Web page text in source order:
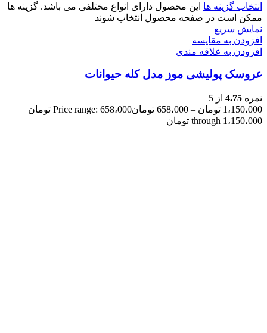
انتخاب گزینه ها این محصول دارای انواع مختلفی می باشد. گزینه ها
ممکن است در صفحه محصول انتخاب شوند
نمایش سریع
افزودن به مقایسه
افزودن به علاقه مندی
عروسک پولیشی موز مدل کله حیوانات
نمره 4.75 از 5
1،150،000 تومان – 658،000 تومان
Price range: 658،000 تومان
through 1،150،000 تومان